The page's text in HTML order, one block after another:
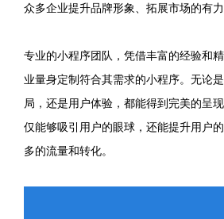
众多企业提升品牌形象、拓展市场的有力
专业的小程序团队，凭借丰富的经验和
业量身定制符合其需求的小程序。无论
局，还是用户体验，都能得到完美的呈
仅能够吸引用户的眼球，还能提升用户
多的流量和转化。